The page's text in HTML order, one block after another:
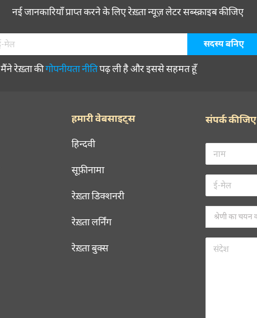
नई जानकारियाँ प्राप्त करने के लिए रेख़्ता न्यूज़ लेटर सब्स्क्राइब कीजिए
मैंने रेख़्ता कीगोपनीयता नीतिपढ़ ली है और इससे सहमत हूँ
हमारी वेबसाइट्स
हिन्दवी
सूफ़ीनामा
रेख़्ता डिक्शनरी
रेख़्ता लर्निंग
रेख़्ता बुक्स
संपर्क कीजिए